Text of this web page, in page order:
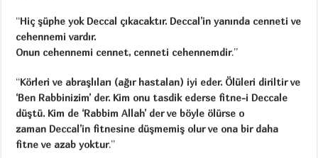
“Hiç şüphe yok Deccal çıkacaktır. Deccal’in yanında cenneti ve
cehennemi vardır.
Onun cehennemi cennet, cenneti cehennemdir.”
“Körleri ve abraşlıları (ağır hastalan) iyi eder. Ölüleri diriltir ve
‘Ben Rabbinizim’ der. Kim onu tasdik ederse fitne-i Deccale
düştü. Kim de ‘Rabbim Allah’ der ve böyle ölürse o
zaman Deccal’in fitnesine düşmemiş olur ve ona bir daha
fitne ve azab yoktur.”